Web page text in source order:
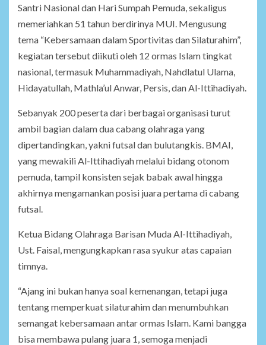
Santri Nasional dan Hari Sumpah Pemuda, sekaligus
memeriahkan 51 tahun berdirinya MUI. Mengusung
tema “Kebersamaan dalam Sportivitas dan Silaturahim”,
kegiatan tersebut diikuti oleh 12 ormas Islam tingkat
nasional, termasuk Muhammadiyah, Nahdlatul Ulama,
Hidayatullah, Mathla’ul Anwar, Persis, dan Al-Ittihadiyah.
Sebanyak 200 peserta dari berbagai organisasi turut
ambil bagian dalam dua cabang olahraga yang
dipertandingkan, yakni futsal dan bulutangkis. BMAI,
yang mewakili Al-Ittihadiyah melalui bidang otonom
pemuda, tampil konsisten sejak babak awal hingga
akhirnya mengamankan posisi juara pertama di cabang
futsal.
Ketua Bidang Olahraga Barisan Muda Al-Ittihadiyah,
Ust. Faisal, mengungkapkan rasa syukur atas capaian
timnya.
“Ajang ini bukan hanya soal kemenangan, tetapi juga
tentang memperkuat silaturahim dan menumbuhkan
semangat kebersamaan antar ormas Islam. Kami bangga
bisa membawa pulang juara 1, semoga menjadi